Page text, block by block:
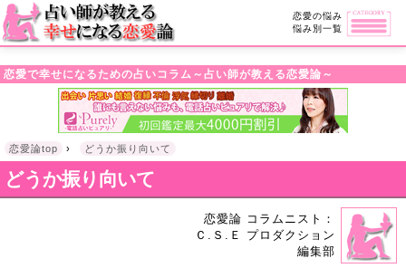
・!DOCTYPE html>l
恋愛の悩み
悩み別一覧
恋愛で幸せになるための占いコラム～占い師が教える恋愛論～
恋愛論top › どうか振り向いて
どうか振り向いて
恋愛論 コラムニスト：
Ｃ.Ｓ.Ｅ プロダクション
編集部